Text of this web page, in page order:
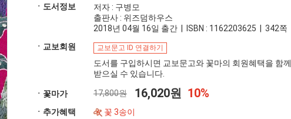
ㆍ도서정보
저자 : 구병모
출판사 : 위즈덤하우스
2018년 04월 16일 출간 | ISBN : 1162203625 | 342쪽
ㆍ교보회원
교보문고 ID 연결하기
도서를 구입하시면 교보문고와 꽃마의 회원혜택을 함께
받으실 수 있습니다.
ㆍ꽃마가 17,800원 16,020원 10%
ㆍ추가혜택 꽃 3송이